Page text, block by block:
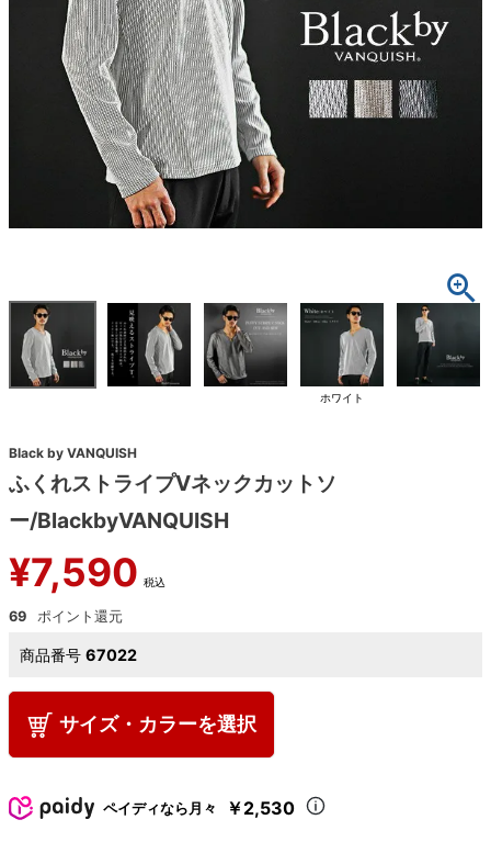
ホワイト
Black by VANQUISH
ふくれストライプVネックカットソ
ー/BlackbyVANQUISH
¥7,590 税込
69
商品番号 67022
サイズ・カラーを選択
ペイディなら月々 ￥2,530